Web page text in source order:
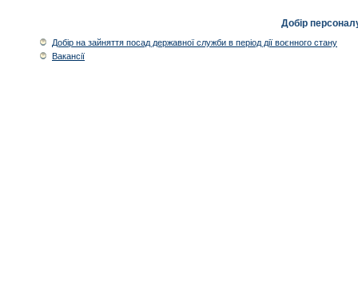
Добір
Добір на зайняття посад державної служби в період дії воєнного стану
Вакансії